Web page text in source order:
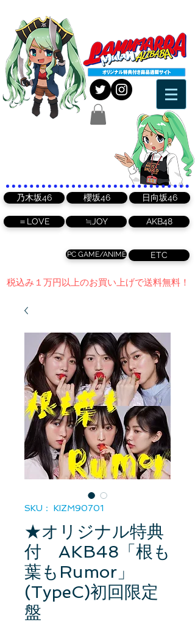
乃木坂46 櫻坂46 日向坂46
＝LOVE AKB48
≒JOY
PC GAME/ANIME ETC
​税込み１万円以上のお買い上げで送料無料！
SKU： KIZM90701
★オリジナル特典
付 AKB48「根も
葉もRumor」
(TypeC)初回限定
盤